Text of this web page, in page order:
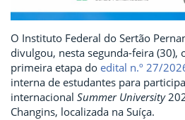
O Instituto Federal do Sertão
divulgou, nesta segunda-feira (30),
primeira etapa do edital n.º 27/
interna de estudantes para
internacional Summer University
Changins, localizada na Suíça.